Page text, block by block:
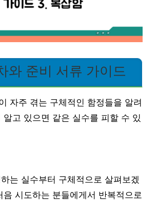
와 준비 서류 가이드
자주 겪는 구체적인 함정들을 알려
알고 있으면 같은 실수를 피할 수 있
는 실수부터 구체적으로 살펴보겠
음 시도하는 분들에게서 반복적으로